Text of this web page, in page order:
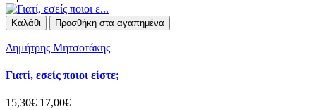
Καλάθι Προσθήκη στα αγαπημένα
Δημήτρης Μητσοτάκης
Γιατί, εσείς ποιοι είστε;
15,30€ 17,00€